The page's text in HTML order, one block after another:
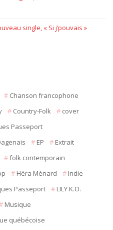
single, « Si j’pouvais »
Chanson francophone
Country-Folk
cover
Passeport
EP
Extrait
folk contemporain
Héra Ménard
Indie
Passeport
LILY K.O.
Musique
québécoise